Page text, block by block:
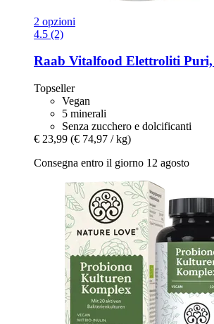
2 opzioni
4.5 (2)
Raab Vitalfood Elettroliti Puri,
Topseller
Vegan
5 minerali
Senza zucchero e dolcificanti
€ 23,99 (€ 74,97 / kg)
Consegna entro il giorno 12 agosto